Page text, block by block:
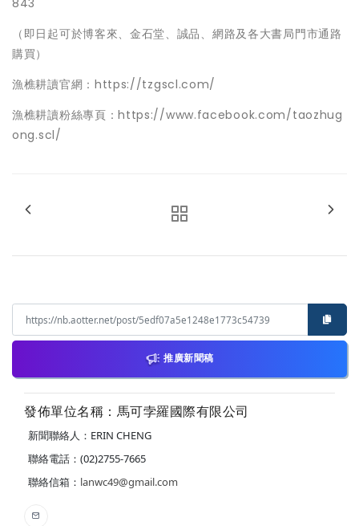
843
（即日起可於博客來、金石堂、誠品、網路及各大書局門市通路
購買）
漁樵耕讀官網：https://tzgscl.com/
漁樵耕讀粉絲專頁：https://www.facebook.com/taozhug
ong.scl/
推廣新聞稿
發佈單位名稱：馬可孛羅國際有限公司
新聞聯絡人：ERIN CHENG
聯絡電話：(02)2755-7665
聯絡信箱： lanwc49@gmail.com